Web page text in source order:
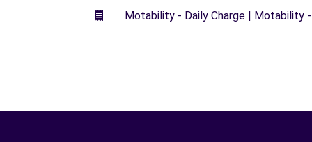
Motability - Daily Charge | Motability